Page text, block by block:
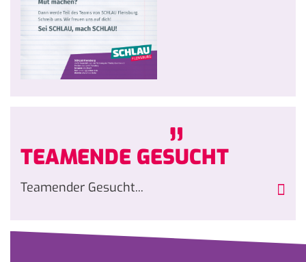
„
TEAMENDE GESUCHT
Teamender Gesucht...